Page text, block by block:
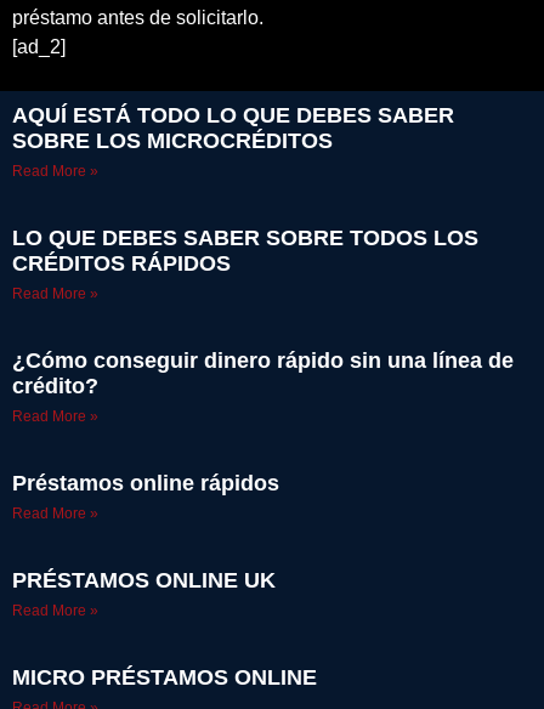
préstamo antes de solicitarlo.
[ad_2]
AQUÍ ESTÁ TODO LO QUE DEBES SABER
SOBRE LOS MICROCRÉDITOS
Read More »
LO QUE DEBES SABER SOBRE TODOS LOS
CRÉDITOS RÁPIDOS
Read More »
¿Cómo conseguir dinero rápido sin una línea de
crédito?
Read More »
Préstamos online rápidos
Read More »
PRÉSTAMOS ONLINE UK
Read More »
MICRO PRÉSTAMOS ONLINE